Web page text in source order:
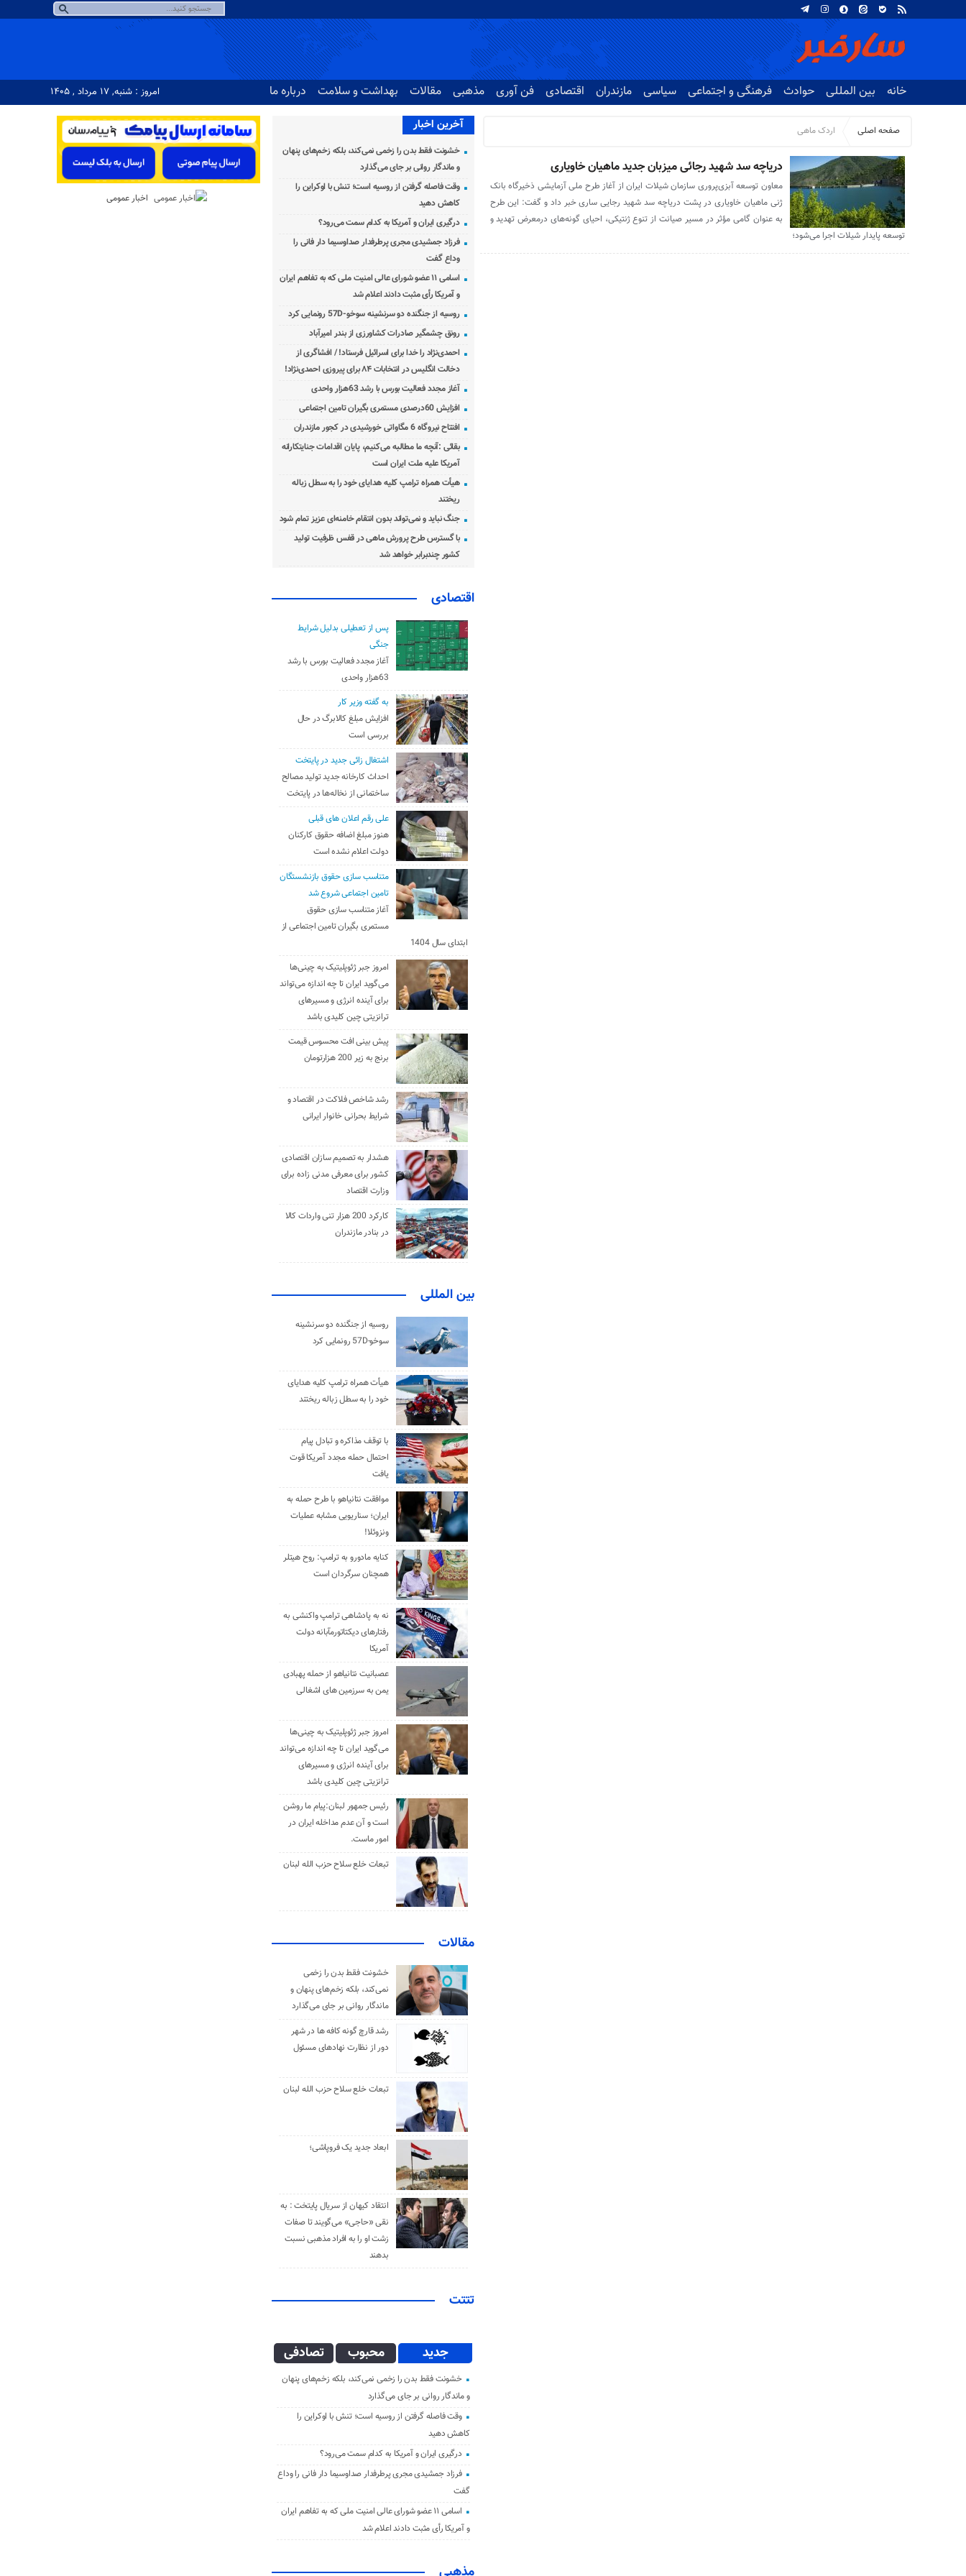
خانه بین المللی حوادث فرهنگی و اجتماعی سیاسی مازندران اقتصادی فن آوری مذهبی مقالات بهداشت و سلامت درباره ما امروز : شنبه, ۱۷ مرداد , ۱۴۰۵
صفحه اصلی اردک ماهی
دریاچه سد شهید رجائی میزبان جدید ماهیان خاویاری
معاون توسعه آبزی‌پروری سازمان شیلات ایران از آغاز طرح ملی آزمایشی ذخیرگاه بانک
ژنی ماهیان خاویاری در پشت دریاچه سد شهید رجایی ساری خبر داد و گفت: این طرح
به عنوان گامی مؤثر در مسیر صیانت از تنوع ژنتیکی، احیای گونه‌های درمعرض تهدید و
توسعه پایدار شیلات اجرا می‌شود؛
آخرین اخبار
خشونت فقط بدن را زخمی نمی‌کند، بلکه زخم‌های پنهان
و ماندگار روانی بر جای می‌گذارد
وقت فاصله گرفتن از روسیه است؛ تنش با اوکراین را
کاهش دهید
درگیری ایران و آمریکا به کدام سمت می‌رود؟
فرزاد جمشیدی مجری پرطرفدار صداوسیما دار فانی را
وداع گفت
اسامی ۱۱ عضو شورای عالی امنیت ملی که به تفاهم ایران
و آمریکا رأی مثبت دادند اعلام شد
روسیه از جنگنده دو سرنشینه سوخو-57D رونمایی کرد
رونق چشمگیر صادرات کشاورزی از بندر امیرآباد
احمدی‌نژاد را خدا برای اسرائیل فرستاد! / افشاگری از
دخالت انگلیس در انتخابات ۸۴ برای پیروزی احمدی‌نژاد!
آغاز مجدد فعالیت بورس با رشد 63هزار واحدی
افزایش 60درصدی مستمری بگیران تامین اجتماعی
افتتاح نیروگاه 6 مگاواتی خورشیدی در کجور مازندران
بقائی :آنچه ما مطالبه می‌کنیم، پایان اقدامات جنایتکارانه
آمریکا علیه ملت ایران است
هیأت همراه ترامپ کلیه هدایای خود را به سطل زباله
ریختند
جنگ نباید و نمی‌تواند بدون انتقام خامنه‌ای عزیز تمام شود
با گسترس طرح پرورش ماهی در قفس ظرفیت تولید
کشور چندبرابر خواهد شد
اقتصادی
پس از تعطیلی بدلیل شرایط
جنگی
آغاز مجدد فعالیت بورس با رشد
63هزار واحدی
به گفته وزیر کار
افزایش مبلغ کالابرگ در حال
بررسی است
اشتغال زائی جدید در پایتخت
احداث کارخانه جدید تولید مصالح
ساختمانی از نخاله‌ها در پایتخت
علی رقم اعلان های قبلی
هنوز مبلغ اضافه حقوق کارکنان
دولت اعلام نشده است
متناسب سازی حقوق بازنشستگان
تامین اجتماعی شروع شد
آغاز متناسب سازی حقوق
مستمری بگیران تامین اجتماعی از
ابتدای سال 1404
امروز جبر ژئوپلیتیک به چینی‌ها
می‌گوید ایران تا چه اندازه می‌تواند
برای آینده انرژی و مسیرهای
ترانزیتی چین کلیدی باشد
پیش بینی افت محسوس قیمت
برنج به زیر 200 هزارتومان
رشد شاخص فلاکت در اقتصاد و
شرایط بحرانی خانوار ایرانی
هشدار به تصمیم سازان اقتصادی
کشور برای معرفی مدنی زاده برای
وزارت اقتصاد
کارکرد 200 هزار تنی واردات کالا
در بنادر مازندران
بین المللی
روسیه از جنگنده دو سرنشینه
سوخو-57D رونمایی کرد
هیأت همراه ترامپ کلیه هدایای
خود را به سطل زباله ریختند
با توقف مذاکره و تبادل پیام
احتمال حمله مجدد آمریکا قوت
یافت
موافقت نتانیاهو با طرح حمله به
ایران؛ سناریویی مشابه عملیات
ونزوئلا!
کنایه مادورو به ترامپ: روح هیتلر
همچنان سرگردان است
نه به پادشاهی ترامپ واکنشی به
رفتارهای دیکتاتورمآبانه دولت
آمریکا
عصبانیت نتانیاهو از حمله پهبادی
یمن به سرزمین های اشغالی
امروز جبر ژئوپلیتیک به چینی‌ها
می‌گوید ایران تا چه اندازه می‌تواند
برای آینده انرژی و مسیرهای
ترانزیتی چین کلیدی باشد
رئیس جمهور لبنان:پیام ما روشن
است و آن عدم مداخله ایران در
امور ماست.
تبعات خلع سلاح حزب الله لبنان
مقالات
خشونت فقط بدن را زخمی
نمی‌کند، بلکه زخم‌های پنهان و
ماندگار روانی بر جای می‌گذارد
رشد قارچ گونه کافه ها در شهر
دور از نظارت نهادهای مسئول
تبعات خلع سلاح حزب الله لبنان
ابعاد جدید یک فروپاشی؛
انتقاد کیهان از سریال پایتخت : به
نقی «حاجی» می‌گویند تا صفات
زشت او را به افراد مذهبی نسبت
بدهند
تتتت
جدید محبوب تصادفی
خشونت فقط بدن را زخمی نمی‌کند، بلکه زخم‌های پنهان
و ماندگار روانی بر جای می‌گذارد
وقت فاصله گرفتن از روسیه است؛ تنش با اوکراین را
کاهش دهید
درگیری ایران و آمریکا به کدام سمت می‌رود؟
فرزاد جمشیدی مجری پرطرفدار صداوسیما دار فانی را وداع
گفت
اسامی ۱۱ عضو شورای عالی امنیت ملی که به تفاهم ایران
و آمریکا رأی مثبت دادند اعلام شد
مذهبی
اخبار عمومی